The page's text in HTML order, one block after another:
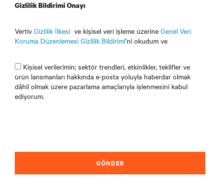
Gizlilik Bildirimi Onayı
Vertiv Gizlilik İlkesi ve kişisel veri işleme üzerine Genel Veri
Koruma Düzenlemesi Gizlilik Bildirimi’ni okudum ve
Kişisel verilerimin; sektör trendleri, etkinlikler, teklifler ve
ürün lansmanları hakkında e-posta yoluyla haberdar olmak
dâhil olmak üzere pazarlama amaçlarıyla işlenmesini kabul
ediyorum.
GÖNDER